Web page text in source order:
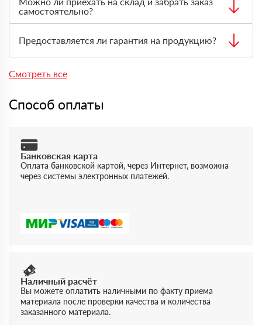
с учётом адреса, объёма заказа, типа материала и
необходимого транспорта.
самостоятельно?
оформить заявку через менеджера, чтобы товар
подготовили к выдаче.
Предоставляется ли гарантия на продукцию?
запросу предоставляются документы, подтверждающие
Смотреть все
Способ оплаты
Банковская карта
Оплата банковской картой, через Интернет, возможна
через системы электронных платежей.
Наличный расчёт
Вы можете оплатить наличными по факту приема
материала после проверки качества и количества
заказанного материала.